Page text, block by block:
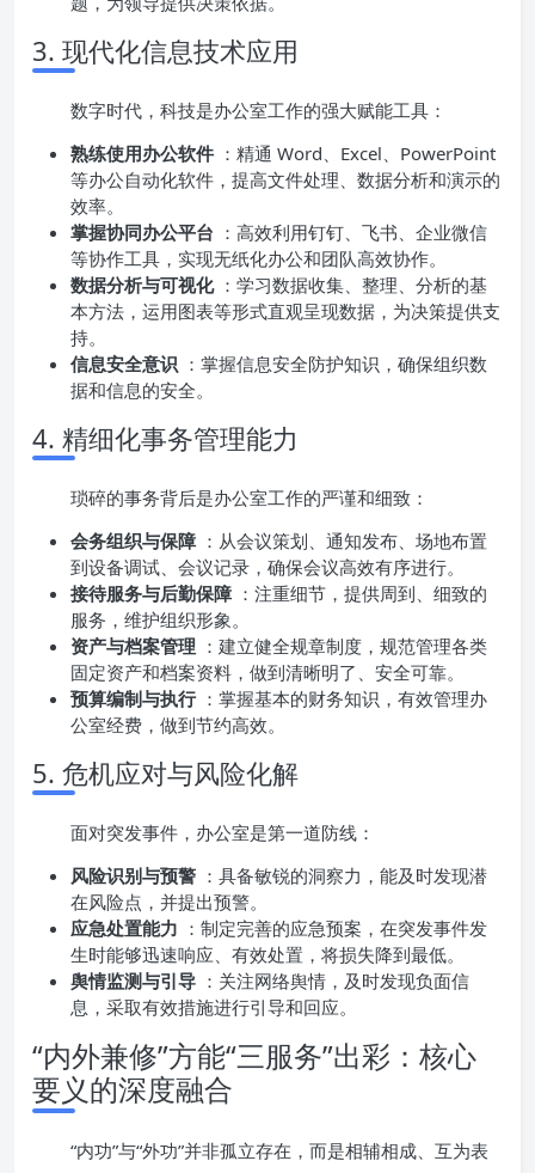
3. 现代化信息技术应用
数字时代，科技是办公室工作的强大赋能工具：
熟练使用办公软件 ：精通 Word、Excel、PowerPoint
等办公自动化软件，提高文件处理、数据分析和演示的
效率。
掌握协同办公平台 ：高效利用钉钉、飞书、企业微信
等协作工具，实现无纸化办公和团队高效协作。
数据分析与可视化 ：学习数据收集、整理、分析的基
本方法，运用图表等形式直观呈现数据，为决策提供支
持。
信息安全意识 ：掌握信息安全防护知识，确保组织数
据和信息的安全。
4. 精细化事务管理能力
琐碎的事务背后是办公室工作的严谨和细致：
会务组织与保障 ：从会议策划、通知发布、场地布置
到设备调试、会议记录，确保会议高效有序进行。
接待服务与后勤保障 ：注重细节，提供周到、细致的
服务，维护组织形象。
资产与档案管理 ：建立健全规章制度，规范管理各类
固定资产和档案资料，做到清晰明了、安全可靠。
预算编制与执行 ：掌握基本的财务知识，有效管理办
公室经费，做到节约高效。
5. 危机应对与风险化解
面对突发事件，办公室是第一道防线：
风险识别与预警 ：具备敏锐的洞察力，能及时发现潜
在风险点，并提出预警。
应急处置能力 ：制定完善的应急预案，在突发事件发
生时能够迅速响应、有效处置，将损失降到最低。
舆情监测与引导 ：关注网络舆情，及时发现负面信
息，采取有效措施进行引导和回应。
“内外兼修”方能“三服务”出彩：核心
要义的深度融合
“内功”与“外功”并非孤立存在，而是相辅相成、互为表